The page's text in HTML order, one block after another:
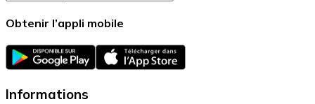
Obtenir l’appli mobile
Informations